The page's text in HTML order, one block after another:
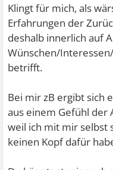
Klingt für mich, als
Erfahrungen der
deshalb innerlich auf
Wünschen/
betrifft.
Bei mir zB ergibt sich
aus einem Gefühl der
weil ich mit mir selbst
keinen Kopf dafür